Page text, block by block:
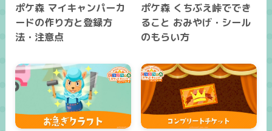
ポケ森 マイキャンパーカ
ードの作り方と登録方
法・注意点
ポケ森 くちぶえ峠ででき
ること おみやげ・シール
のもらい方